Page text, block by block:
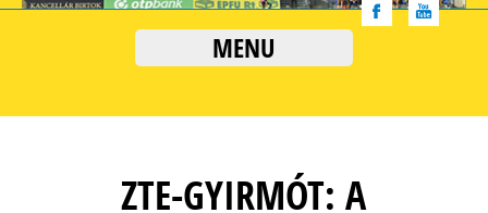
MENU
ZTE-GYIRMÓT: A